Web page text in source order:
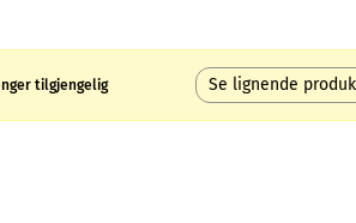
tilgjengelig Se lignende